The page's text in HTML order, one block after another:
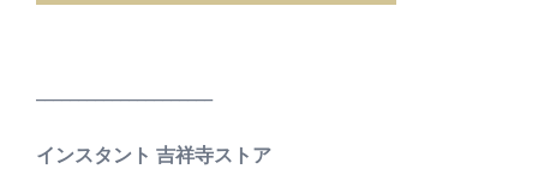
インスタント 吉祥寺ストア